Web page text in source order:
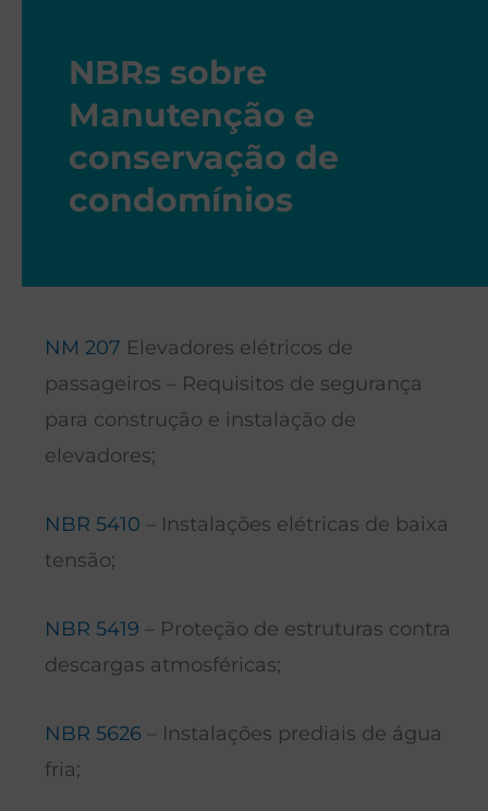
NBRs sobre
Manutenção e
conservação de
condomínios
NM 207 Elevadores elétricos de
passageiros – Requisitos de segurança
para construção e instalação de
elevadores;
NBR 5410
– Instalações elétricas de baixa
tensão;
NBR 5419 – Proteção de estruturas contra
descargas atmosféricas;
NBR 5626 – Instalações prediais de água
fria;